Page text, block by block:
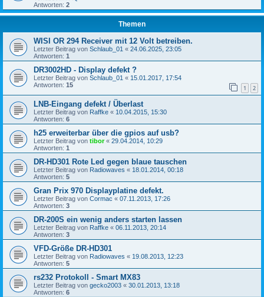
Antworten: 2
Themen
WISI OR 294 Receiver mit 12 Volt betreiben.
Letzter Beitrag von Schlaub_01 « 24.06.2025, 23:05
Antworten: 1
DR3002HD - Display defekt ?
Letzter Beitrag von Schlaub_01 « 15.01.2017, 17:54
Antworten: 15 1 2
LNB-Eingang defekt / Überlast
Letzter Beitrag von Raffke « 10.04.2015, 15:30
Antworten: 6
h25 erweiterbar über die gpios auf usb?
Letzter Beitrag von tibor« 29.04.2014, 10:29
Antworten: 1
DR-HD301 Rote Led gegen blaue tauschen
Letzter Beitrag von Radiowaves « 18.01.2014, 00:18
Antworten: 5
Gran Prix 970 Displayplatine defekt.
Letzter Beitrag von Cormac « 07.11.2013, 17:26
Antworten: 3
DR-200S ein wenig anders starten lassen
Letzter Beitrag von Raffke « 06.11.2013, 20:14
Antworten: 3
VFD-Größe DR-HD301
Letzter Beitrag von Radiowaves « 19.08.2013, 12:23
Antworten: 5
rs232 Protokoll - Smart MX83
Letzter Beitrag von gecko2003 « 30.01.2013, 13:18
Antworten: 6